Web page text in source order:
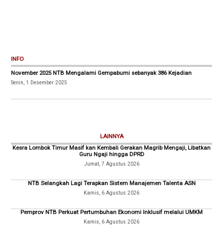
INFO
November 2025 NTB Mengalami Gempabumi sebanyak 386 Kejadian
Senin, 1 Desember 2025
LAINNYA
Kesra Lombok Timur Masif kan Kembali Gerakan Magrib Mengaji, Libatkan
Guru Ngaji hingga DPRD
Jumat, 7 Agustus 2026
NTB Selangkah Lagi Terapkan Sistem Manajemen Talenta ASN
Kamis, 6 Agustus 2026
Pemprov NTB Perkuat Pertumbuhan Ekonomi Inklusif melalui UMKM
Kamis, 6 Agustus 2026